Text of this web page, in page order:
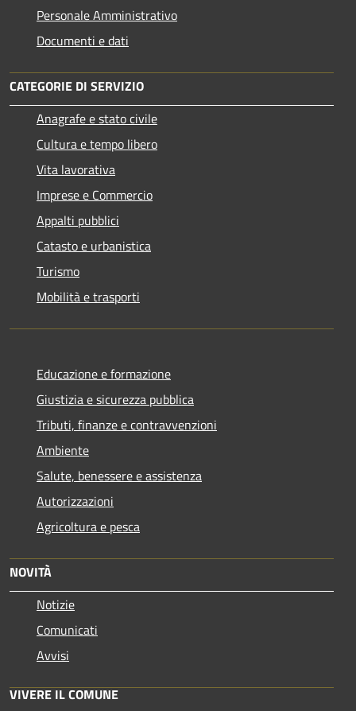
Personale Amministrativo
Documenti e dati
CATEGORIE DI SERVIZIO
Anagrafe e stato civile
Cultura e tempo libero
Vita lavorativa
Imprese e Commercio
Appalti pubblici
Catasto e urbanistica
Turismo
Mobilità e trasporti
Educazione e formazione
Giustizia e sicurezza pubblica
Tributi, finanze e contravvenzioni
Ambiente
Salute, benessere e assistenza
Autorizzazioni
Agricoltura e pesca
NOVITÀ
Notizie
Comunicati
Avvisi
VIVERE IL COMUNE